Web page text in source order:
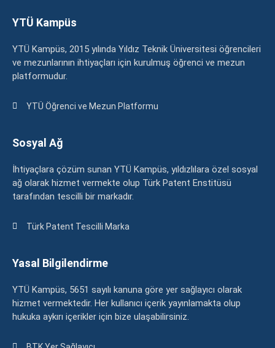
YTÜ Kampüs
YTÜ Kampüs, 2015 yılında Yıldız Teknik Üniversitesi öğrencileri
ve mezunlarının ihtiyaçları için kurulmuş öğrenci ve mezun
platformudur.
YTÜ Öğrenci ve Mezun Platformu
Sosyal Ağ
İhtiyaçlara çözüm sunan YTÜ Kampüs, yıldızlılara özel sosyal
ağ olarak hizmet vermekte olup Türk Patent Enstitüsü
tarafından tescilli bir markadır.
Türk Patent Tescilli Marka
Yasal Bilgilendirme
YTÜ Kampüs, 5651 sayılı kanuna göre yer sağlayıcı olarak
hizmet vermektedir. Her kullanıcı içerik yayınlamakta olup
hukuka aykırı içerikler için bize ulaşabilirsiniz.